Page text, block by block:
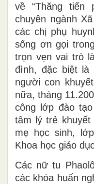
về “Thăng
chuyên ngành
các chị phụ
sống ơn gọi
trọn vẹn vai trò
đình, đặc biệt
người con
nữa, tháng
công lớp đào
tâm lý trẻ
mẹ học sinh,
Khoa học giáo
Các nữ tu
các khóa huấn